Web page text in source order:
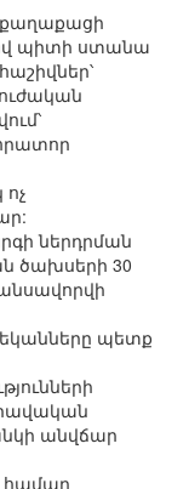
քաղաքացի
պիտի ստանա
ներդրման
ծախսերի 30
պետք
անվճար
համար